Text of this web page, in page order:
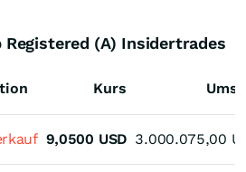
Registered (A) Insidertrades
Kurs
9,0500 USD 3.000.075,00